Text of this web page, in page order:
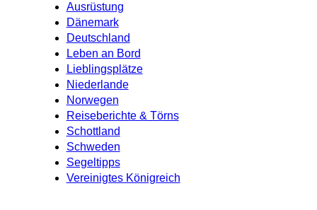
Ausrüstung
Dänemark
Deutschland
Leben an Bord
Lieblingsplätze
Niederlande
Norwegen
Reiseberichte & Törns
Schottland
Schweden
Segeltipps
Vereinigtes Königreich